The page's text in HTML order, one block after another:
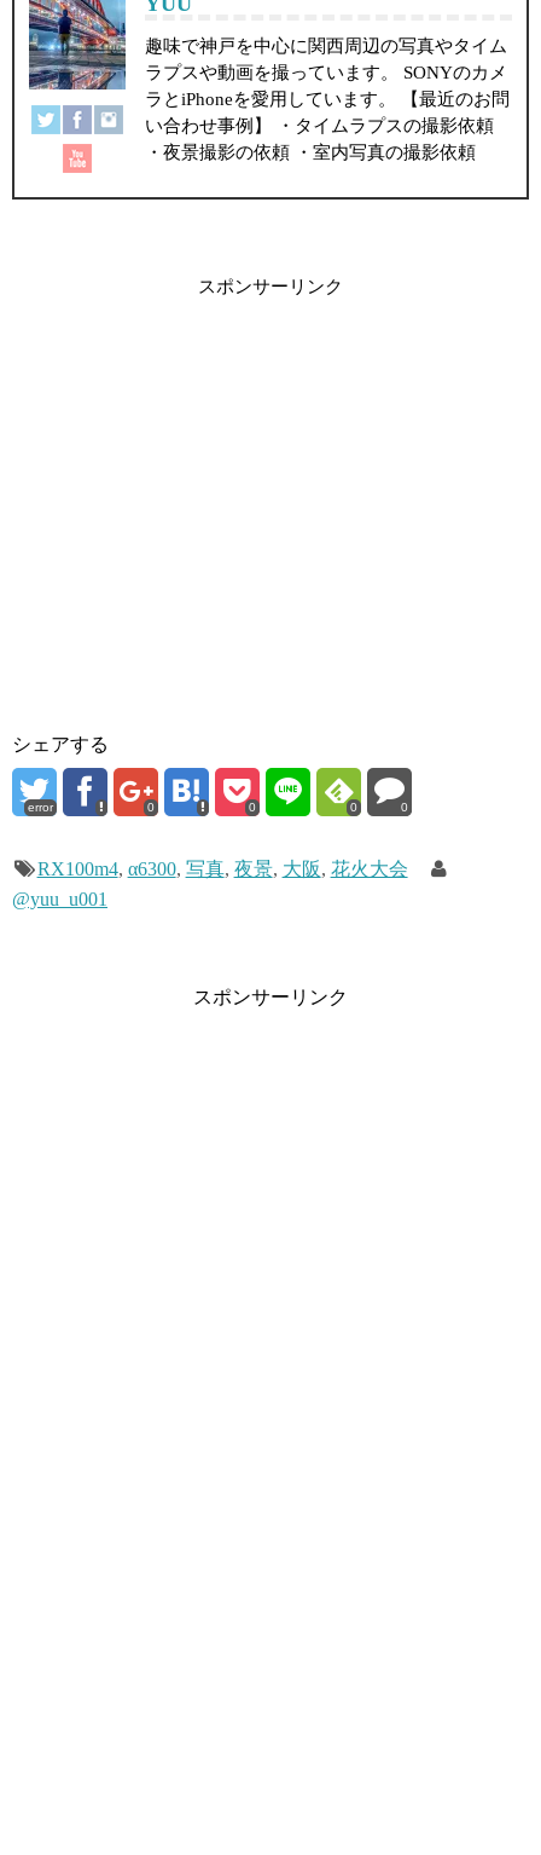
趣味で神戸を中心に関西周辺の写真やタイム
ラプスや動画を撮っています。 SONYのカメ
ラとiPhoneを愛用しています。 【最近のお問
い合わせ事例】 ・タイムラプスの撮影依頼
・夜景撮影の依頼 ・室内写真の撮影依頼
スポンサーリンク
シェアする
error 0 0 0 0
RX100m4, α6300, 写真, 夜景, 大阪, 花火大会
@yuu_u001
スポンサーリンク